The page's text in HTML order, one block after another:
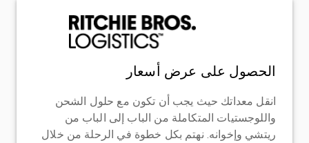
الحصول على عرض أسعار
انقل معداتك حيث يجب أن تكون مع حلول الشحن
واللوجستيات المتكاملة من الباب إلى الباب من
ريتشي وإخوانه. نهتم بكل خطوة في الرحلة من خلال